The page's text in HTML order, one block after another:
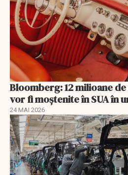
Bloomberg: 12 milioane
vor fi moștenite în SUA în
24 MAI 2026